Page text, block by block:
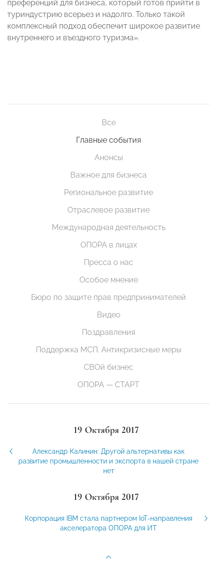
преференций для бизнеса, который готов прийти в
туриндустрию всерьез и надолго. Только такой
комплексный подход обеспечит широкое развитие
внутреннего и въездного туризма».
Все
Главные события
Анонсы
Важное для бизнеса
Региональное развитие
Отраслевое развитие
Международная деятельность
ОПОРА в лицах
Пресса о нас
Особое мнение
Бюро по защите прав предпринимателей
Видео
Поздравления
Поддержка МСП. Антикризисные меры
СВОй бизнес
ОПОРА — СТАРТ
19 Октября 2017
Александр Калинин: Другой альтернативы как
развитие промышленности и экспорта в нашей стране
нет
19 Октября 2017
Корпорация IBM стала партнером IoT-направления
акселератора ОПОРА для ИТ